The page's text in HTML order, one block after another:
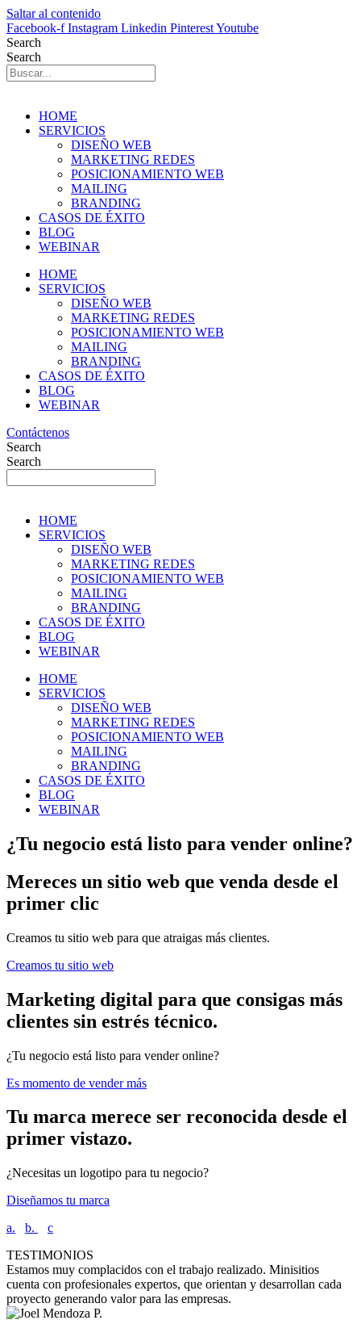
Saltar al contenido
Facebook-f Instagram Linkedin PinterestYoutube
Search
Search
HOME
SERVICIOS
DISEÑO WEB
MARKETING REDES
POSICIONAMIENTO WEB
MAILING
BRANDING
CASOS DE ÉXITO
BLOG
WEBINAR
HOME
SERVICIOS
DISEÑO WEB
MARKETING REDES
POSICIONAMIENTO WEB
MAILING
BRANDING
CASOS DE ÉXITO
BLOG
WEBINAR
Contáctenos
Search
Search
HOME
SERVICIOS
DISEÑO WEB
MARKETING REDES
POSICIONAMIENTO WEB
MAILING
BRANDING
CASOS DE ÉXITO
BLOG
WEBINAR
HOME
SERVICIOS
DISEÑO WEB
MARKETING REDES
POSICIONAMIENTO WEB
MAILING
BRANDING
CASOS DE ÉXITO
BLOG
WEBINAR
¿Tu negocio está listo para vender online?
Mereces un sitio web que venda desde el
primer clic
Creamos tu sitio web para que atraigas más clientes.
Creamos tu sitio web
Marketing digital para que consigas más
clientes sin estrés técnico.
¿Tu negocio está listo para vender online?
Es momento de vender más
Tu marca merece ser reconocida desde el
primer vistazo.
¿Necesitas un logotipo para tu negocio?
Diseñamos tu marca
a.
b.
c
TESTIMONIOS
Estamos muy complacidos con el trabajo realizado. Minisitios
cuenta con profesionales expertos, que orientan y desarrollan cada
proyecto generando valor para las empresas.